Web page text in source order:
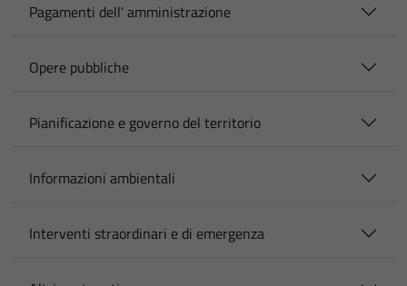
Pagamenti dell' amministrazione
Opere pubbliche
Pianificazione e governo del territorio
Informazioni ambientali
Interventi straordinari e di emergenza